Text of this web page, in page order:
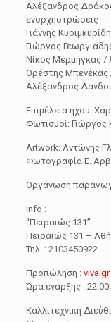
Αλέξανδρος
ενορχηστρώσεις
Γιάννης
Γιώργος
Νίκος Μέρμηγκας /
Ορέστης Μπενέκας
Αλέξανδρος
Επιμέλεια ήχου:
Φωτισμοί: Γιώργος
Artwork: Αντώνης
Φωτογραφία Ε.
Οργάνωση
Info :
“Πειραιώς 131”
Πειραιώς 131 –
Τηλ. : 2103450922
Προπώληση : viva.gr
Ώρα έναρξης : 22.00
Καλλιτεχνική